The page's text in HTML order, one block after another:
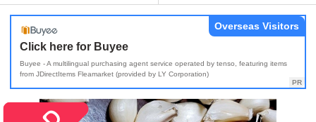
Click here for Buyee
Buyee - A multilingual purchasing agent service operated by tenso, featuring items
from JDirectItems Fleamarket (provided by LY Corporation)
Overseas Visitors